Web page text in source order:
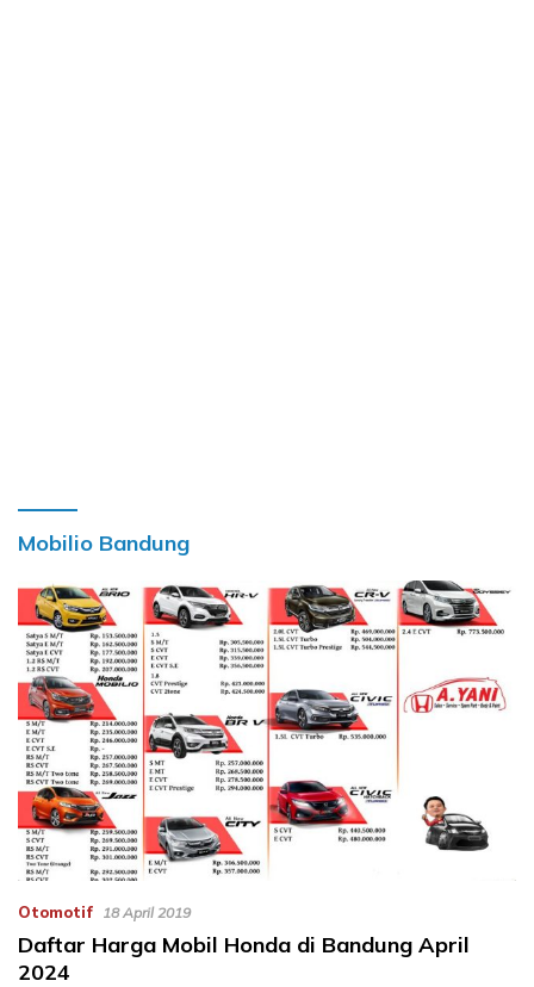
Mobilio Bandung
Otomotif 18 April 2019
Daftar Harga Mobil Honda di Bandung April
2024